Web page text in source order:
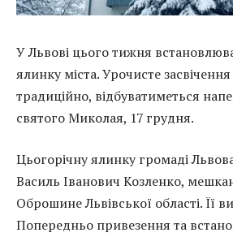
У Львові цього тижня
ялинку міста. Урочисте
традиційно, відбуватиметься
святого Миколая, 17 грудня.
Цьогорічну ялинку громаді
Василь Іванович Козленко,
Оброшине Львівської області. Її
Попередньо привезення та